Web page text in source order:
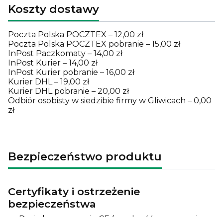
Koszty dostawy
Poczta Polska POCZTEX – 12,00 zł
Poczta Polska POCZTEX pobranie – 15,00 zł
InPost Paczkomaty – 14,00 zł
InPost Kurier – 14,00 zł
InPost Kurier pobranie – 16,00 zł
Kurier DHL – 19,00 zł
Kurier DHL pobranie – 20,00 zł
Odbiór osobisty w siedzibie firmy w Gliwicach – 0,00
zł
Bezpieczeństwo produktu
Certyfikaty i ostrzeżenie
bezpieczeństwa